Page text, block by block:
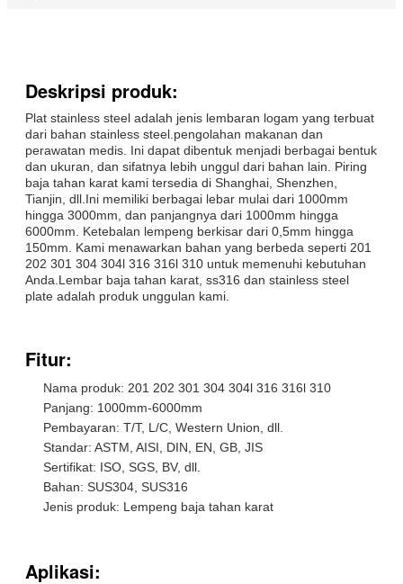
Deskripsi produk:
Plat stainless steel adalah jenis lembaran logam yang terbuat
dari bahan stainless steel.pengolahan makanan dan
perawatan medis. Ini dapat dibentuk menjadi berbagai bentuk
dan ukuran, dan sifatnya lebih unggul dari bahan lain. Piring
baja tahan karat kami tersedia di Shanghai, Shenzhen,
Tianjin, dll.Ini memiliki berbagai lebar mulai dari 1000mm
hingga 3000mm, dan panjangnya dari 1000mm hingga
6000mm. Ketebalan lempeng berkisar dari 0,5mm hingga
150mm. Kami menawarkan bahan yang berbeda seperti 201
202 301 304 304l 316 316l 310 untuk memenuhi kebutuhan
Anda.Lembar baja tahan karat, ss316 dan stainless steel
plate adalah produk unggulan kami.
Fitur:
Nama produk: 201 202 301 304 304l 316 316l 310
Panjang: 1000mm-6000mm
Pembayaran: T/T, L/C, Western Union, dll.
Standar: ASTM, AISI, DIN, EN, GB, JIS
Sertifikat: ISO, SGS, BV, dll.
Bahan: SUS304, SUS316
Jenis produk: Lempeng baja tahan karat
Aplikasi: